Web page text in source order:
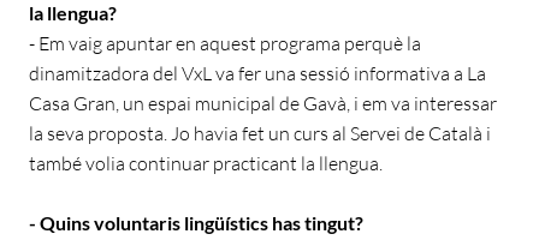
la llengua?
- Em vaig apuntar en aquest programa perquè la
dinamitzadora del VxL va fer una sessió informativa a La
Casa Gran, un espai municipal de Gavà, i em va interessar
la seva proposta. Jo havia fet un curs al Servei de Català i
també volia continuar practicant la llengua.
- Quins voluntaris lingüístics has tingut?